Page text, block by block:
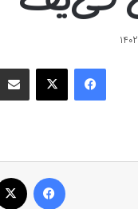
فیسبوک ایکس
فیسبوک